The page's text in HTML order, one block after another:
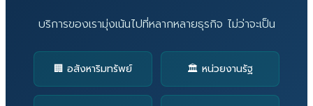
บริการของเรามุ่งเน้นไปที่หลากหลายธุรกิจ ไม่ว่าจะเป็น
🏢 อสังหาริมทรัพย์ 🏛️ หน่วยงานรัฐ